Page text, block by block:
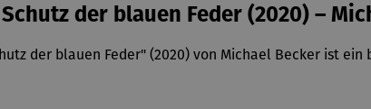
der blauen Feder (2020) –
der blauen Feder" (2020) von Michael Becker ist